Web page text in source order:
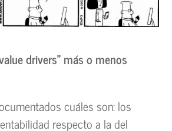
drivers” más o menos
cuáles son: los
respecto a la del